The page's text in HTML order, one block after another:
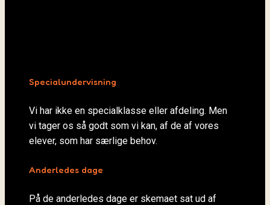
Specialundervisning
Vi har ikke en specialklasse eller afdeling. Men
vi tager os så godt som vi kan, af de af vores
elever, som har særlige behov.
Anderledes dage
På de anderledes dage er skemaet sat ud af